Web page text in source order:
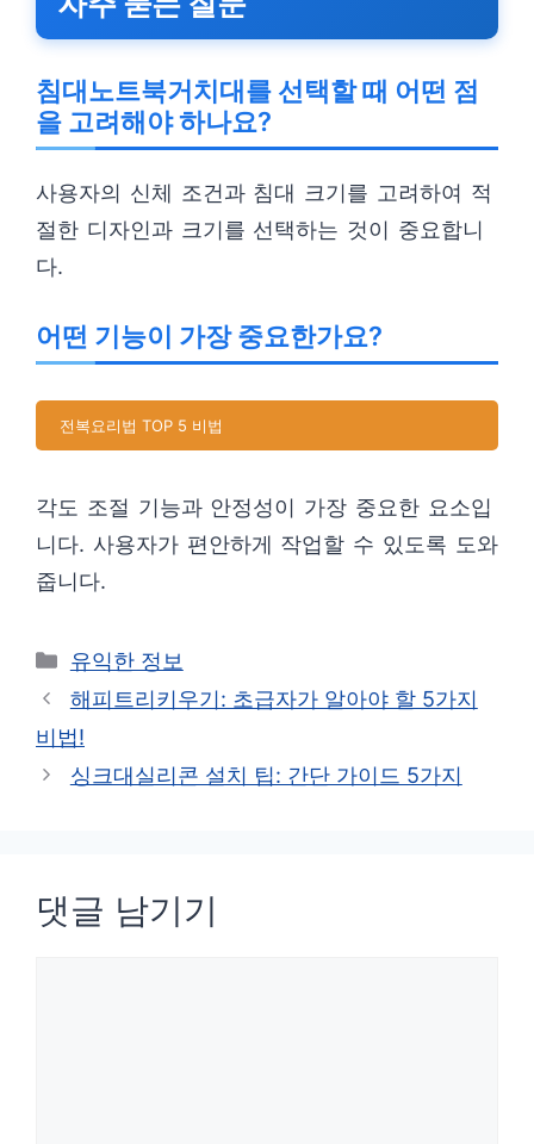
침대노트북거치대를 선택할 때 어떤 점
을 고려해야 하나요?
사용자의 신체 조건과 침대 크기를 고려하여 적
절한 디자인과 크기를 선택하는 것이 중요합니
다.
어떤 기능이 가장 중요한가요?
전복요리법 TOP 5 비법
각도 조절 기능과 안정성이 가장 중요한 요소입
니다. 사용자가 편안하게 작업할 수 있도록 도와
줍니다.
카
테
리
유익한 정보
해피트리키우기: 초급자가 알아야 할 5가지
비법!
싱크대실리콘 설치 팁: 간단 가이드 5가지
댓글 남기기